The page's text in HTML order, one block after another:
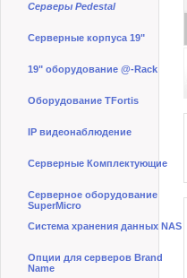
Серверы Pedestal
Серверные корпуса 19"
19" оборудование @-Rack
Оборудование TFortis
IP видеонаблюдение
Серверные Комплектующие
Серверное оборудование
SuperMicro
Система хранения данных NAS
Опции для серверов Brand
Name